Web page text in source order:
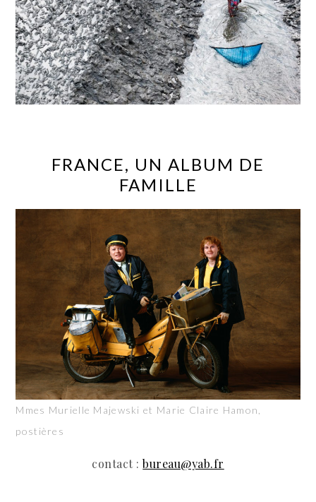
FRANCE, UN ALBUM DE
FAMILLE
Mmes Murielle Majewski et Marie Claire Hamon,
postières
contact :bureau@yab.fr